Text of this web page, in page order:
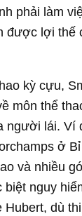
phải làm
được lợi thế
kỳ cựu,
môn thể
người lái. Ví
ở
và nhiều
nguy
Hubert, dù